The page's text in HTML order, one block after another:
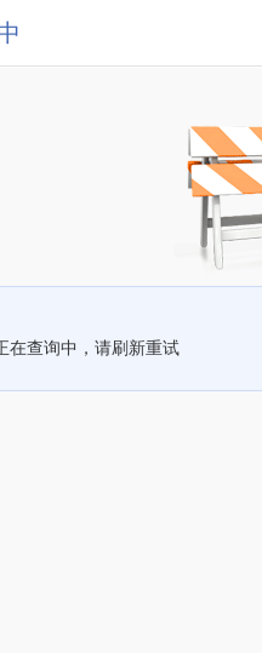
在查询中，请刷新重试